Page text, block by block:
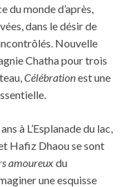
du monde d’après,
dans le désir de
Nouvelle
Chatha pour trois
Célébrationest une
à L’Esplanade du lac,
Hafiz Dhaou se sont
amoureuxdu
une esquisse